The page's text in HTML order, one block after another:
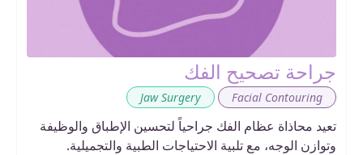
جراحة تصحيح الفك
Facial Contouring
Jaw Surgery
تعيد محاذاة عظام الفك جراحياً لتحسين الإطباق والوظيفة
وتوازن الوجه، مع تلبية الاحتياجات الطبية والتجميلية.